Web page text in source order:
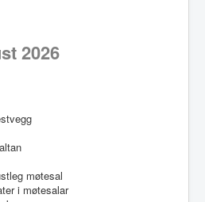
2026
møtesal
i møtesalar